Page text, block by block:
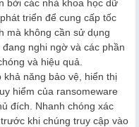
bởi các nhà khoa học dữ
triển để cung cấp tốc
mà không cần sử dụng
nghi ngờ và các phần
và hiệu quả.
khả năng bảo vệ, hiển thị
hiểm của ransomeware
đích. Nhanh chóng xác
khi chúng truy cập vào